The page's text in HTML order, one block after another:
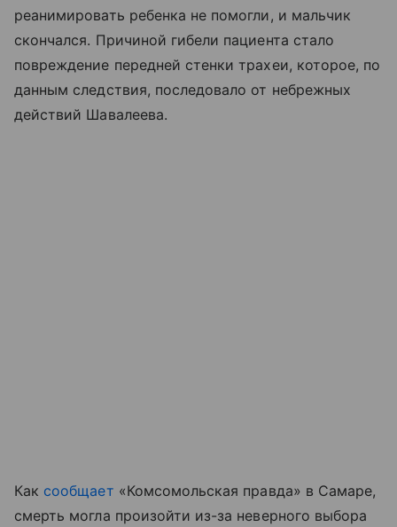
реанимировать ребенка не помогли, и мальчик
скончался. Причиной гибели пациента стало
повреждение передней стенки трахеи, которое, по
данным следствия, последовало от небрежных
действий Шавалеева.
Как сообщает «Комсомольская правда» в Самаре,
смерть могла произойти из-за неверного выбора